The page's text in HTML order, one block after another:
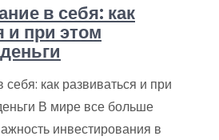
в себя: как
и при этом
как развиваться и при
В мире все больше
инвестирования в